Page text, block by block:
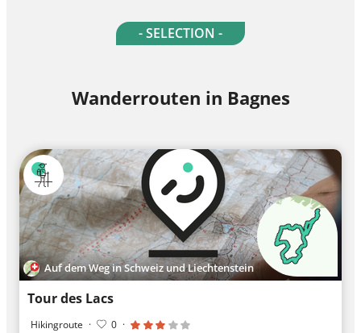
- SELECTION -
Wanderrouten in Bagnes
Auf dem Weg in Schweiz und Liechtenstein
Tour des Lacs
Hikingroute · 0 ·